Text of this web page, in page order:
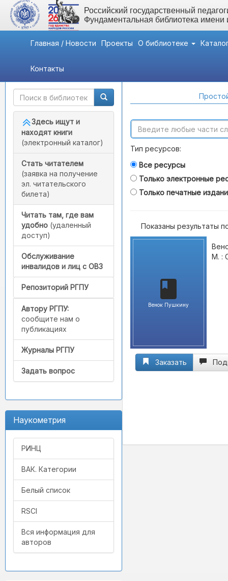
Российский государственный
Фундаментальная библиотека
Главная / Новости Проекты О библиотеке
Контакты
Быстрый доступ
Здесь ищут и
находят книги
(электронный каталог)
Стать читателем
(заявка на получение
эл. читательского
билета)
Читать там, где вам
удобно (удаленный
доступ)
Обслуживание
инвалидов и лиц с ОВЗ
Репозиторий РГПУ
Автору РГПУ:
сообщите нам о
публикациях
Журналы РГПУ
Задать вопрос
Наукометрия
РИНЦ
ВАК. Категории
Белый список
RSCI
Вся информация для
авторов
Тип ресурсов:
Все ресурсы
Только электронные
Только печатные
Показаны результаты
Венок Пушкину
М. :
Заказать